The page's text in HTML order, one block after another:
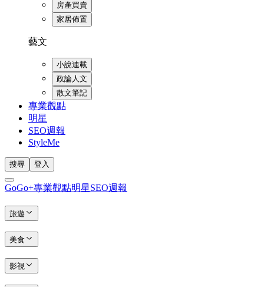
房產買賣
家居佈置
藝文
小說連載
政論人文
散文筆記
專業觀點
明星
SEO週報
StyleMe
搜尋 登入
GoGo+專業觀點明星SEO週報
旅遊
美食
影視